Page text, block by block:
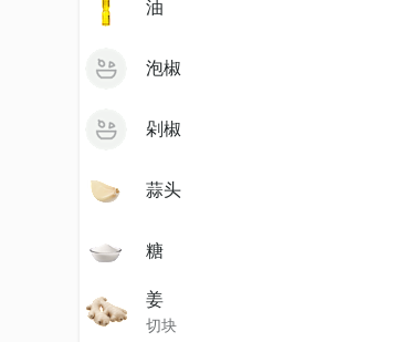
油
泡椒
剁椒
蒜头
糖
姜
切块